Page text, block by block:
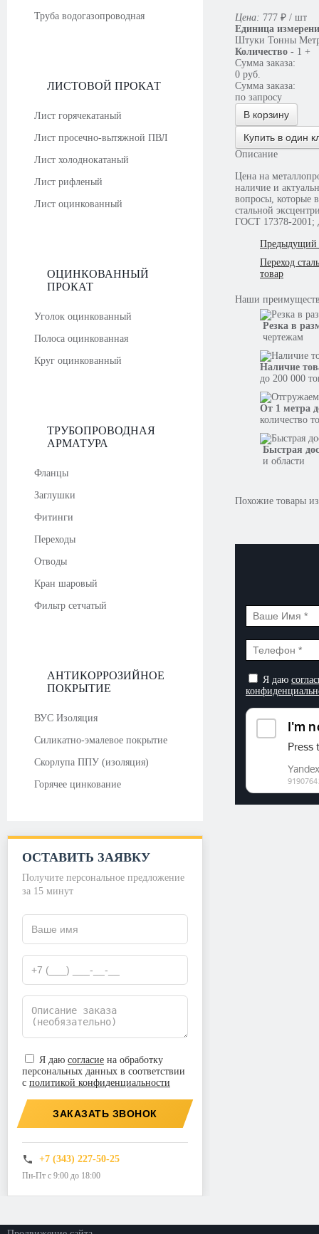
Труба водогазопроводная
ЛИСТОВОЙ ПРОКАТ
Лист горячекатаный
Лист просечно-вытяжной ПВЛ
Лист холоднокатаный
Лист рифленый
Лист оцинкованный
ОЦИНКОВАННЫЙ
ПРОКАТ
Уголок оцинкованный
Полоса оцинкованная
Круг оцинкованный
ТРУБОПРОВОДНАЯ
АРМАТУРА
Фланцы
Заглушки
Фитинги
Переходы
Отводы
Кран шаровый
Фильтр сетчатый
АНТИКОРРОЗИЙНОЕ
ПОКРЫТИЕ
ВУС Изоляция
Силикатно-эмалевое покрытие
Скорлупа ППУ (изоляция)
Горячее цинкование
ОСТАВИТЬ ЗАЯВКУ
Получите персональное предложение
за 15 минут
Я даю согласие на обработку
персональных данных в соответствии
с политикой конфиденциальности
ЗАКАЗАТЬ ЗВОНОК
+7 (343) 227-50-25
Пн-Пт с 9:00 до 18:00
Цена: 777 ₽ / шт
Единица
Штуки Тонны
Количество - 1 +
Сумма заказа:
0 руб.
Сумма заказа:
по запросу
В корзину
Купить в один
Описание
Цена на
наличие и актуальную цену у консультантов. В случае
вопросы, которые
стальной
ГОСТ 17378-2001;
Предыдущий
Переход
товар
Наши
Резка в
чертежам
Наличие
до 200 000
От 1 метра
количество
Быстрая
и области
Похожие товары
Я даю
©2026. ООО «Прогресс»
Все права защищены